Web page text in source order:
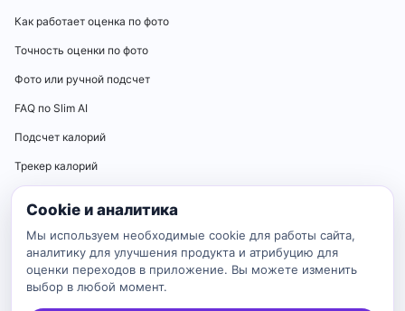
Как работает оценка по фото
Точность оценки по фото
Фото или ручной подсчет
FAQ по Slim AI
Подсчет калорий
Трекер калорий
Калькуляторы
Калькулятор нормы калорий
Калькулятор ИМТ
Калькулятор идеального веса
Cookie и аналитика
Мы используем необходимые cookie для работы сайта,
аналитику для улучшения продукта и атрибуцию для
оценки переходов в приложение. Вы можете изменить
выбор в любой момент.